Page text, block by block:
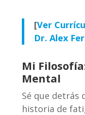
[Ver
Dr. Alex
Mi
Mental
Sé que detrás
historia de